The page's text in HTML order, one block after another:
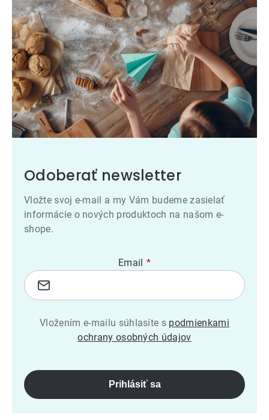
Odoberať newsletter
Vložte svoj e-mail a my Vám budeme zasielať
informácie o nových produktoch na našom e-
shope.
Email
Vložením e-mailu súhlasíte s podmienkami
ochrany osobných údajov
Prihlásiť sa